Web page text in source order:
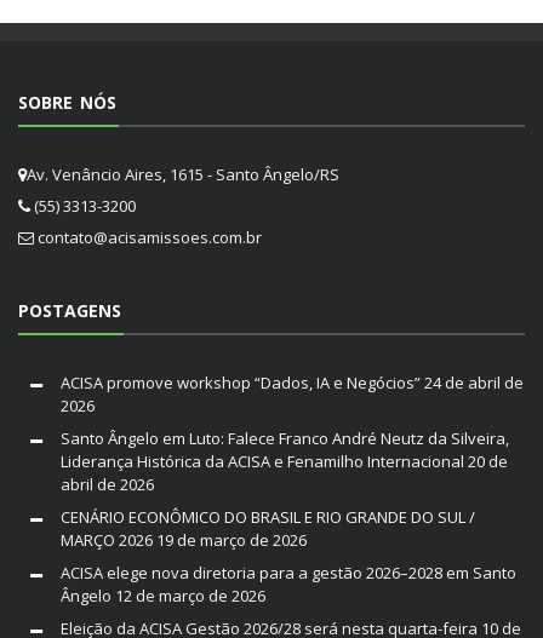
SOBRE NÓS
Av. Venâncio Aires, 1615 - Santo Ângelo/RS
(55) 3313-3200
contato@acisamissoes.com.br
POSTAGENS
ACISA promove workshop “Dados, IA e Negócios”24 de abril de
2026
Santo Ângelo em Luto: Falece Franco André Neutz da Silveira,
Liderança Histórica da ACISA e Fenamilho Internacional 20 de
abril de 2026
CENÁRIO ECONÔMICO DO BRASIL E RIO GRANDE DO SUL /
MARÇO 2026 19 de março de 2026
ACISA elege nova diretoria para a gestão 2026–2028 em Santo
Ângelo 12 de março de 2026
Eleição da ACISA Gestão 2026/28 será nesta quarta-feira 10 de